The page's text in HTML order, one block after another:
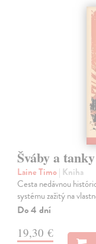
Šváby a tanky
Laine Timo| Kniha
Cesta nedávnou
systému zažitý na
Do 4 dní
19,30 €